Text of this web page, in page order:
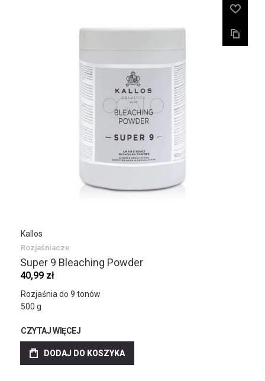
Kallos
Rozjaśniacze
Super 9 Bleaching Powder
40,99 zł
Rozjaśnia do 9 tonów
500 g
CZYTAJ WIĘCEJ
DODAJ DO KOSZYKA